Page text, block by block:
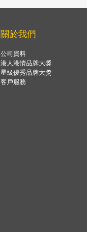
關於我們
公司資料
港人港情品牌大獎
星級優秀品牌大獎
客戶服務